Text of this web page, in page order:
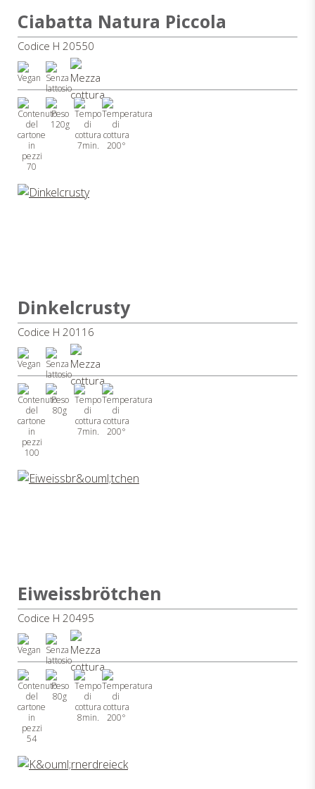
Ciabatta Natura Piccola
Codice H 20550
70
120g
7min.
200°
Dinkelcrusty
Codice H 20116
100
80g
7min.
200°
Eiweissbrötchen
Codice H 20495
54
80g
8min.
200°